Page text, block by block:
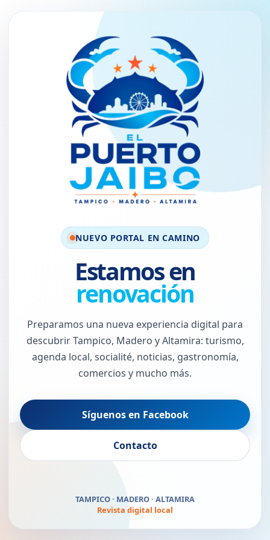
NUEVO PORTAL EN CAMINO
Estamos en
renovación
Preparamos una nueva experiencia digital para
descubrir Tampico, Madero y Altamira: turismo,
agenda local, socialité, noticias, gastronomía,
comercios y mucho más.
Síguenos en Facebook
Contacto
El Puerto Jaibo vuelve
pronto
TAMPICO · MADERO · ALTAMIRA
Revista digital local